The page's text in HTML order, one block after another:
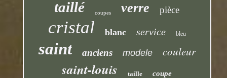
taillé coupes verre pièce
cristal blanc service bleu
saint anciens modele couleur
saint-louis taille coupe